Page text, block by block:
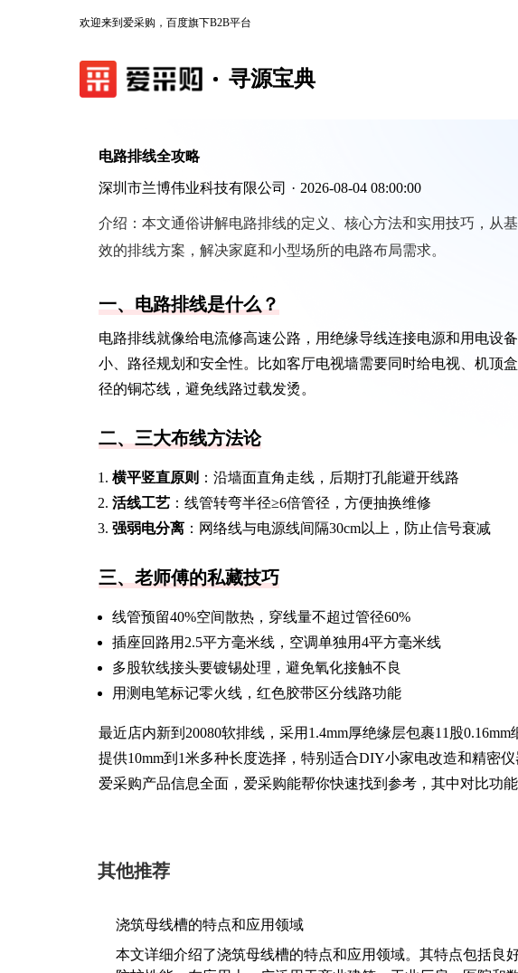
欢迎来到爱采购，百度旗下B2B平台
寻源宝典
电路排线全攻略
深圳市兰博伟业科技有限公司 · 2026-08-04 08:00:00
介绍： 本文通俗讲解电路排线的定义、核心方法和实用技巧，从
效的排线方案，解决家庭和小型场所的电路布局需求。
一、电路排线是什么？
电路排线就像给电流修高速公路，用绝缘导线连接电源和用电设
小、路径规划和安全性。比如客厅电视墙需要同时给电视、机顶
径的铜芯线，避免线路过载发烫。
二、三大布线方法论
横平竖直原则 ：沿墙面直角走线，后期打孔能避开线路
活线工艺 ：线管转弯半径≥6倍管径，方便抽换维修
强弱电分离 ：网络线与电源线间隔30cm以上，防止信号衰减
三、老师傅的私藏技巧
线管预留40%空间散热，穿线量不超过管径60%
插座回路用2.5平方毫米线，空调单独用4平方毫米线
多股软线接头要镀锡处理，避免氧化接触不良
用测电笔标记零火线，红色胶带区分线路功能
最近店内新到20080软排线，采用1.4mm厚绝缘层包裹11股
提供10mm到1米多种长度选择，特别适合DIY小家电改造和精密仪
爱采购产品信息全面，爱采购能帮你快速找到参考，其中对比功
其他推荐
浇筑母线槽的特点和应用领域
本文详细介绍了浇筑母线槽的特点和应用领域。其特点包括良